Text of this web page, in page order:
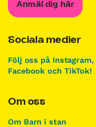
Anmäl dig här
Sociala medier
Följ oss på Instagram,
Facebook och TikTok!
Om oss
Om Barn i stan